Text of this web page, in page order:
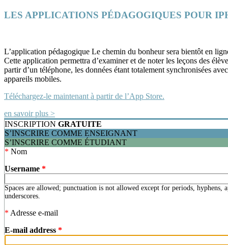
LES APPLICATIONS PÉDAGOGIQUES POUR
L’application pédagogique Le chemin du bonheur sera bientôt en
Cette application permettra d’examiner et de noter les leçons des
partir d’un téléphone, les données étant totalement synchronisées
appareils mobiles.
Téléchargez-le maintenant à partir de l’App Store.
en savoir plus >
INSCRIPTION GRATUITE
S’INSCRIRE COMME ENSEIGNANT
S’INSCRIRE COMME ÉTUDIANT
* Nom
Username *
Spaces are allowed; punctuation is not allowed except for periods, hyphens,
underscores.
* Adresse e-mail
E-mail address *